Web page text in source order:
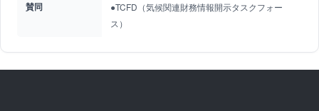
賛同
●TCFD（気候関連財務情報開示タスクフォー
ス）